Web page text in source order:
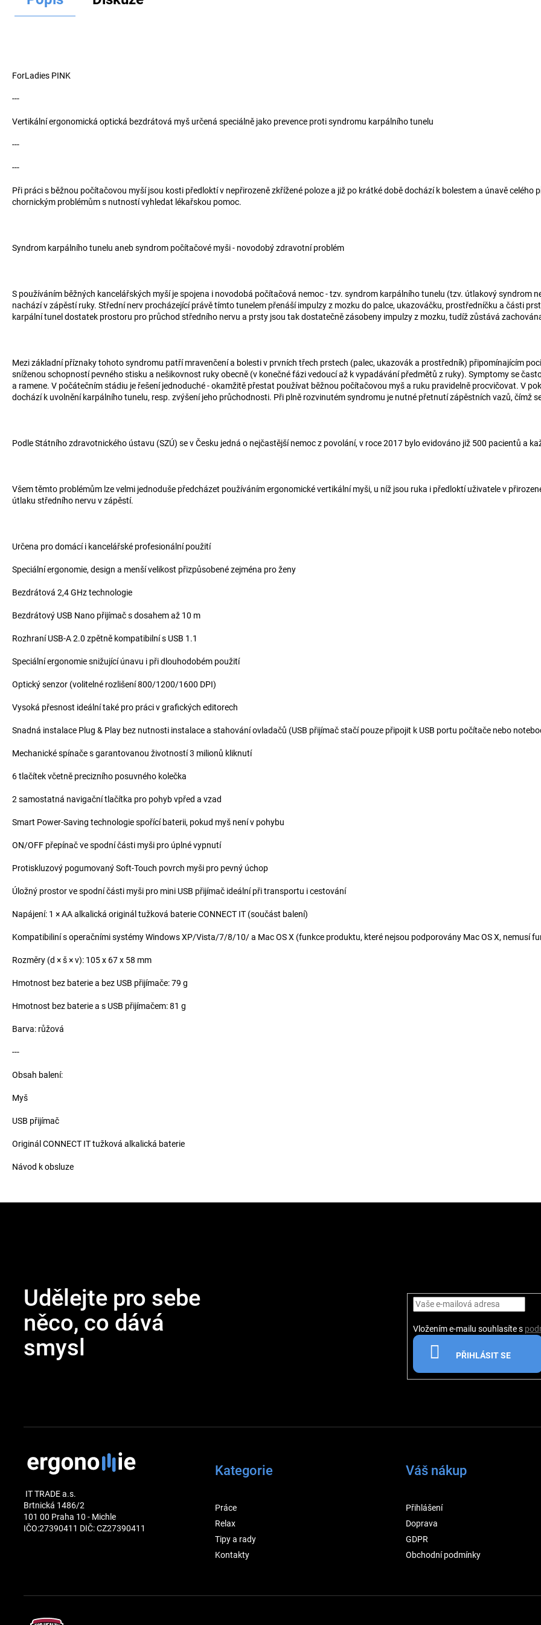
ForLadies PINK
---
Vertikální ergonomická optická bezdrátová myš určená speciálně jako prevence proti syndromu karpálního tunelu
---
---
Při práci s běžnou počítačovou myší jsou kosti předloktí v nepřirozeně zkřížené poloze a již po krátké době dochází k bolestem a únavě
chornickým problémům s nutností vyhledat lékařskou pomoc.
Syndrom karpálního tunelu aneb syndrom počítačové myši - novodobý zdravotní problém
S používáním běžných kancelářských myší je spojena i novodobá počítačová nemoc - tzv. syndrom karpálního tunelu (tzv. útlakový syndrom
nachází v zápěstí ruky. Střední nerv procházející právě tímto tunelem přenáší impulzy z mozku do palce, ukazováčku, prostředníčku a části
karpální tunel dostatek prostoru pro průchod středního nervu a prsty jsou tak dostatečně zásobeny impulzy z mozku, tudíž zůstává
Mezi základní příznaky tohoto syndromu patří mravenčení a bolesti v prvních třech prstech (palec, ukazovák a prostředník) připomínajícím
sníženou schopností pevného stisku a nešikovnost ruky obecně (v konečné fázi vedoucí až k vypadávání předmětů z ruky). Symptomy se
a ramene. V počátečním stádiu je řešení jednoduché - okamžitě přestat používat běžnou počítačovou myš a ruku pravidelně procvičovat. V
dochází k uvolnění karpálního tunelu, resp. zvýšení jeho průchodnosti. Při plně rozvinutém syndromu je nutné přetnutí zápěstních vazů, čímž
Podle Státního zdravotnického ústavu (SZÚ) se v Česku jedná o nejčastější nemoc z povolání, v roce 2017 bylo evidováno již 500 pacientů a
Všem těmto problémům lze velmi jednoduše předcházet používáním ergonomické vertikální myši, u níž jsou ruka i předloktí uživatele v
útlaku středního nervu v zápěstí.
Určena pro domácí i kancelářské profesionální použití
Speciální ergonomie, design a menší velikost přizpůsobené zejména pro ženy
Bezdrátová 2,4 GHz technologie
Bezdrátový USB Nano přijímač s dosahem až 10 m
Rozhraní USB-A 2.0 zpětně kompatibilní s USB 1.1
Speciální ergonomie snižující únavu i při dlouhodobém použití
Optický senzor (volitelné rozlišení 800/1200/1600 DPI)
Vysoká přesnost ideální také pro práci v grafických editorech
Snadná instalace Plug & Play bez nutnosti instalace a stahování ovladačů (USB přijímač stačí pouze připojit k USB portu počítače nebo
Mechanické spínače s garantovanou životností 3 milionů kliknutí
6 tlačítek včetně precizního posuvného kolečka
2 samostatná navigační tlačítka pro pohyb vpřed a vzad
Smart Power-Saving technologie spořící baterii, pokud myš není v pohybu
ON/OFF přepínač ve spodní části myši pro úplné vypnutí
Protiskluzový pogumovaný Soft-Touch povrch myši pro pevný úchop
Úložný prostor ve spodní části myši pro mini USB přijímač ideální při transportu i cestování
Napájení: 1 × AA alkalická originál tužková baterie CONNECT IT (součást balení)
Kompatibiliní s operačními systémy Windows XP/Vista/7/8/10/ a Mac OS X (funkce produktu, které nejsou podporovány Mac OS X, nemusí
Rozměry (d × š × v): 105 x 67 x 58 mm
Hmotnost bez baterie a bez USB přijímače: 79 g
Hmotnost bez baterie a s USB přijímačem: 81 g
Barva: růžová
---
Obsah balení:
Myš
USB přijímač
Originál CONNECT IT tužková alkalická baterie
Návod k obsluze
Hledat
o
o
u
j
m
e
t
í
Udělejte pro sebe
něco, co dává
smysl
Vložením e-mailu souhlasíte s
PŘIHLÁSIT SE
IT TRADE a.s.
Brtnická 1486/2
101 00 Praha 10 - Michle
IČO:27390411 DIČ: CZ27390411
Kategorie
Práce
Relax
Tipy a rady
Kontakty
Váš nákup
Přihlášení
Doprava
GDPR
Obchodní podmínky